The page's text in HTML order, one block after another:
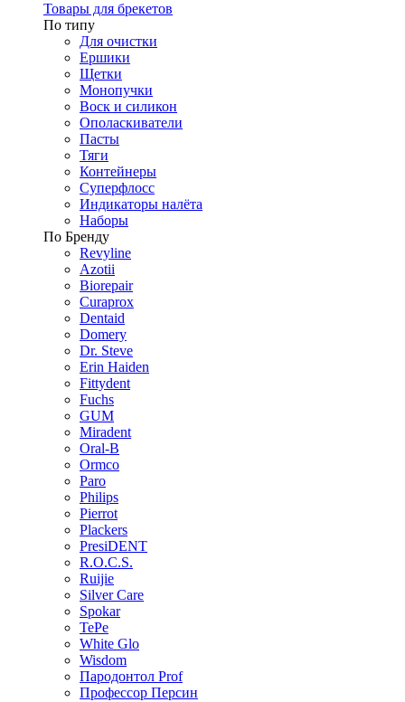
Товары для брекетов
По типу
Для очистки
Ершики
Щетки
Монопучки
Воск и силикон
Ополаскиватели
Пасты
Тяги
Контейнеры
Суперфлосс
Индикаторы налёта
Наборы
По Бренду
Revyline
Azotii
Biorepair
Curaprox
Dentaid
Domery
Dr. Steve
Erin Haiden
Fittydent
Fuchs
GUM
Miradent
Oral-B
Ormco
Paro
Philips
Pierrot
Plackers
PresiDENT
R.O.C.S.
Ruijie
Silver Care
Spokar
TePe
White Glo
Wisdom
Пародонтол Prof
Профессор Персин